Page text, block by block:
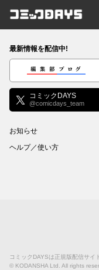
コミック
最新情報を配信中!
編集部ブログ
コミックDAYS
@comicdays_team
お知らせ
ヘルプ／使い方
コミックDAYSは正規版配信サイ
© KODANSHA Ltd. All rights